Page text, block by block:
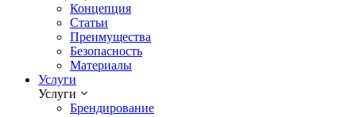
Концепция
Статьи
Преимущества
Безопасность
Материалы
Услуги
Услуги
Брендирование